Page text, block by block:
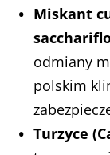
Miskant
odmiany
polskim
Turzyce